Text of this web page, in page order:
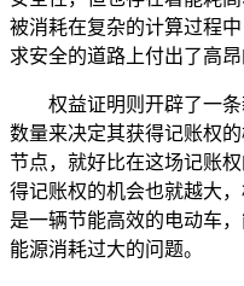
被消耗在复杂的计算过程
求安全的道路上付出了高昂
权益证明则开辟了一
数量来决定其获得记账权
节点，就好比在这场记账
得记账权的机会也就越大
是一辆节能高效的电动车
能源消耗过大的问题。